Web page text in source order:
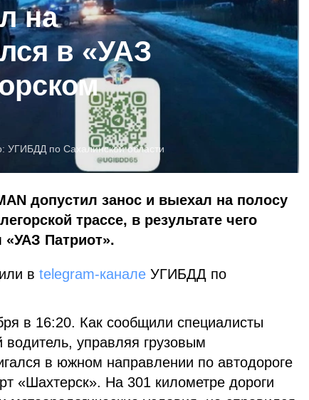
на
в «УАЗ
УГИБДД по Сахалинской области
допустил занос и выехал на полосу
трассе, в результате чего
Патриот».
в telegram-канале УГИБДД по
в 16:20. Как сообщили специалисты
водитель, управляя грузовым
в южном направлении по автодороге
«Шахтерск». На 301 километре дороги